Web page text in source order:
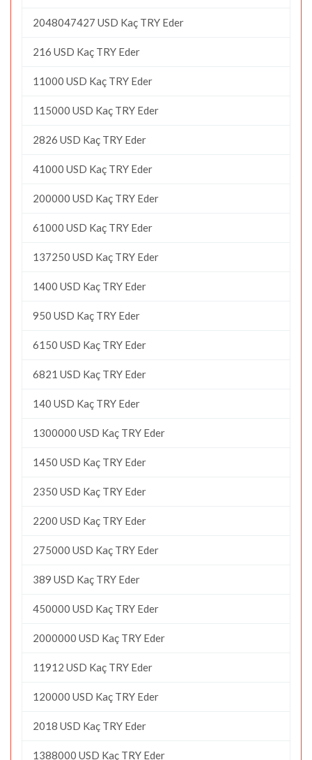
2048047427 USD Kaç TRY Eder
216 USD Kaç TRY Eder
11000 USD Kaç TRY Eder
115000 USD Kaç TRY Eder
2826 USD Kaç TRY Eder
41000 USD Kaç TRY Eder
200000 USD Kaç TRY Eder
61000 USD Kaç TRY Eder
137250 USD Kaç TRY Eder
1400 USD Kaç TRY Eder
950 USD Kaç TRY Eder
6150 USD Kaç TRY Eder
6821 USD Kaç TRY Eder
140 USD Kaç TRY Eder
1300000 USD Kaç TRY Eder
1450 USD Kaç TRY Eder
2350 USD Kaç TRY Eder
2200 USD Kaç TRY Eder
275000 USD Kaç TRY Eder
389 USD Kaç TRY Eder
450000 USD Kaç TRY Eder
2000000 USD Kaç TRY Eder
11912 USD Kaç TRY Eder
120000 USD Kaç TRY Eder
2018 USD Kaç TRY Eder
1388000 USD Kaç TRY Eder